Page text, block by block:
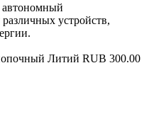
автономный
устройств,
Литий RUB 300.00